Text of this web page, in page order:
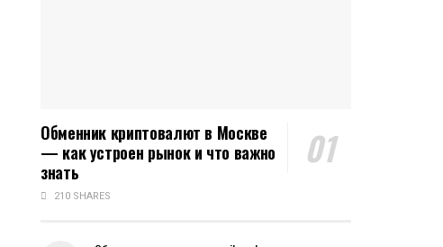
Обменник криптовалют в Москве
— как устроен рынок и что важно
знать
210 SHARES